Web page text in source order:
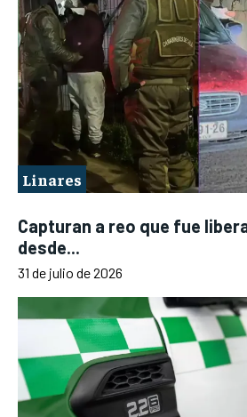
Linares
Capturan a reo que fue
desde...
31 de julio de 2026